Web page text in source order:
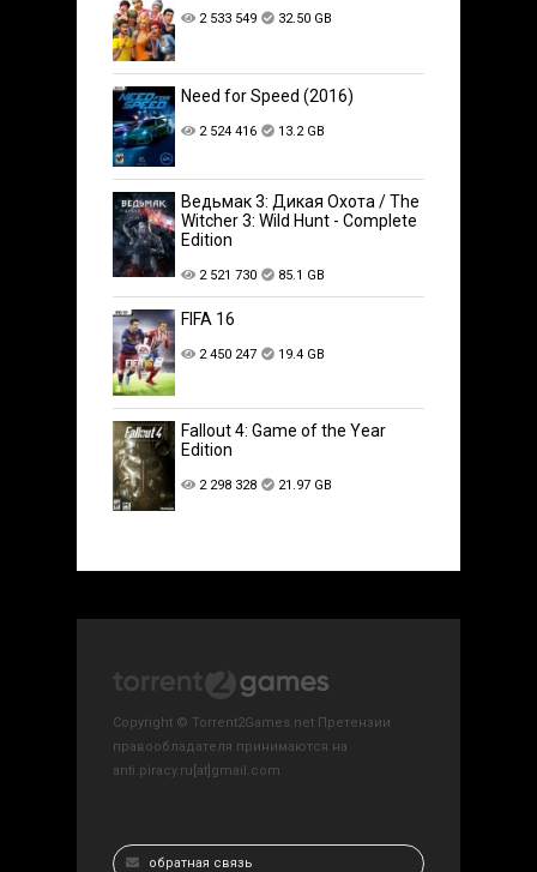
2 533 549 32.50 GB
Need for Speed (2016)
2 524 416 13.2 GB
Ведьмак 3: Дикая Охота / The
Witcher 3: Wild Hunt - Complete
Edition
2 521 730 85.1 GB
FIFA 16
2 450 247 19.4 GB
Fallout 4: Game of the Year
Edition
2 298 328 21.97 GB
Copyright © Torrent2Games.net Претензии
правообладателя принимаются на
anti.piracy.ru[at]gmail.com
обратная связь